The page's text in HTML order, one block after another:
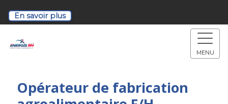
En savoir plus
MENU
Opérateur de fabrication